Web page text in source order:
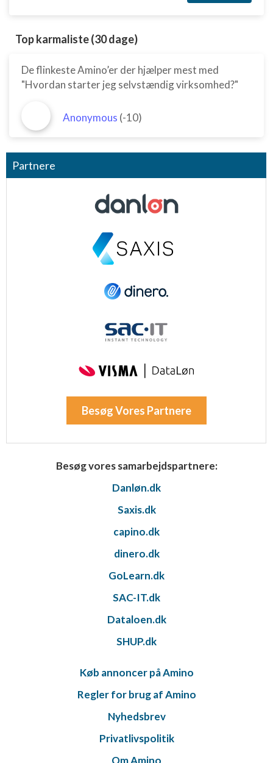
Top karmaliste (30 dage)
De flinkeste Amino’er der hjælper mest med
"Hvordan starter jeg selvstændig virksomhed?"
Anonymous (-10)
Partnere
Besøg Vores Partnere
Besøg vores samarbejdspartnere:
Danløn.dk
Saxis.dk
capino.dk
dinero.dk
GoLearn.dk
SAC-IT.dk
Dataloen.dk
SHUP.dk
Køb annoncer på Amino
Regler for brug af Amino
Nyhedsbrev
Privatlivspolitik
Om Amino